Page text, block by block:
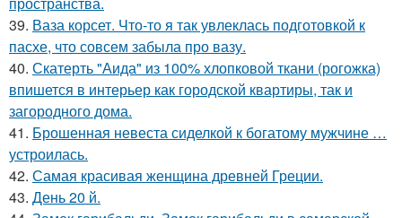
39. Ваза корсет. Что-то я так увлеклась подготовкой к
пасхе, что совсем забыла про вазу.
40. Скатерть "Аида" из 100% хлопковой ткани (рогожка)
впишется в интерьер как городской квартиры, так и
загородного дома.
41. Брошенная невеста сиделкой к богатому мужчине …
устроилась.
42. Самая красивая женщина древней Греции.
43. День 20 й.